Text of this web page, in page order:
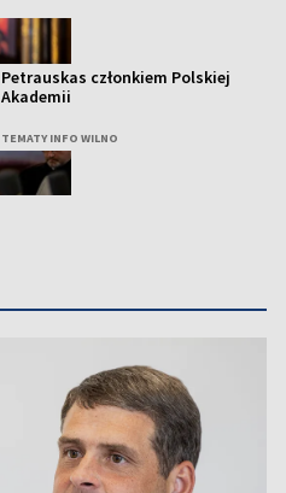
Petrauskas członkiem Polskiej
Akademii
TEMATY INFO WILNO